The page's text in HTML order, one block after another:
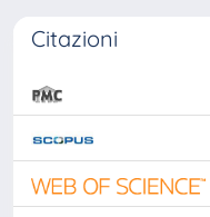
Citazioni